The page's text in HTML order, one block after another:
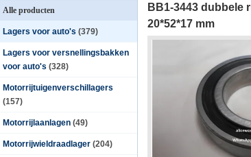
Alle producten
Lagers voor auto's (379)
Lagers voor versnellingsbakken
voor auto's (328)
Motorrijtuigenverschillagers
(157)
Motorrijlaanlagen (49)
Motorrijwieldraadlager (204)
BB1-3443 dubbele
20*52*17 mm